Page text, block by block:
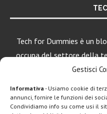
Gestisci
Informativa - Usiamo cookie di
annunci, fornire le funzioni dei
Condividiamo info su come usi il
Tech for Dummies è un
occupa del settore della
una particolare
LEGGI ANCHE